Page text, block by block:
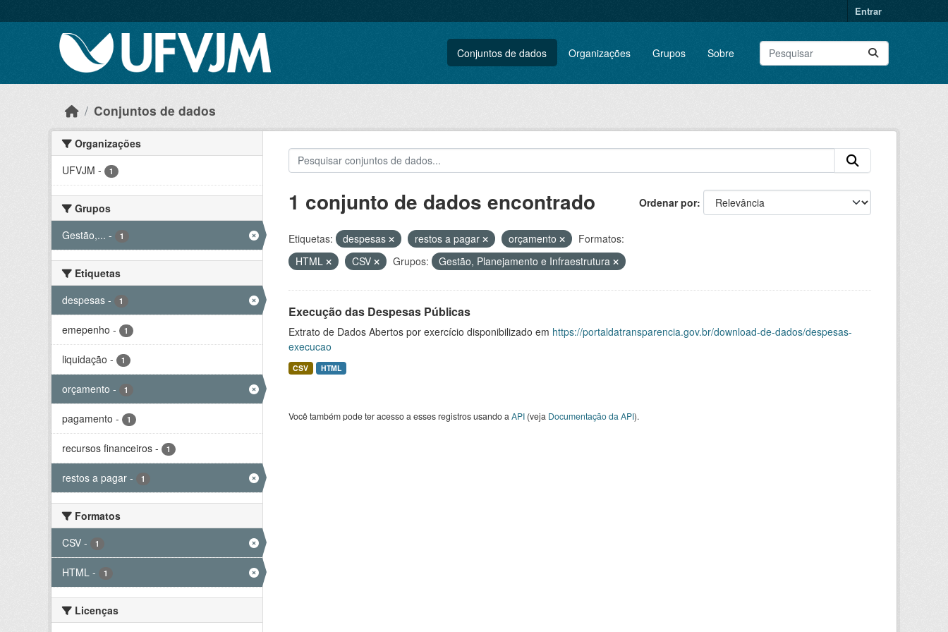
Entrar
Conjuntos de dados Organizações Grupos Sobre
Conjuntos de dados
Organizações
UFVJM - 1
Grupos
Gestão,... - 1
Etiquetas
despesas - 1
emepenho - 1
liquidação - 1
orçamento - 1
pagamento - 1
recursos financeiros - 1
restos a pagar - 1
Formatos
CSV - 1
HTML - 1
Licenças
Ordenar por
1 conjunto de dados encontrado
Etiquetas: despesas restos a pagar orçamento
Formatos:
HTML
CSV Grupos: Gestão, Planejamento e Infraestrutura
Execução das Despesas Públicas
Extrato de Dados Abertos por exercício disponibilizado em https://portaldatransparencia.gov.br/download-de-dados/despesas-
execucao
CSV HTML
Você também pode ter acesso a esses registros usando a API(veja Documentação da API).